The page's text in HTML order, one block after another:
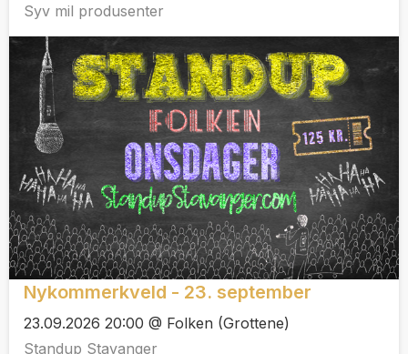
Syv mil produsenter
Nykommerkveld - 23. september
23.09.2026 20:00 @ Folken (Grottene)
Standup Stavanger